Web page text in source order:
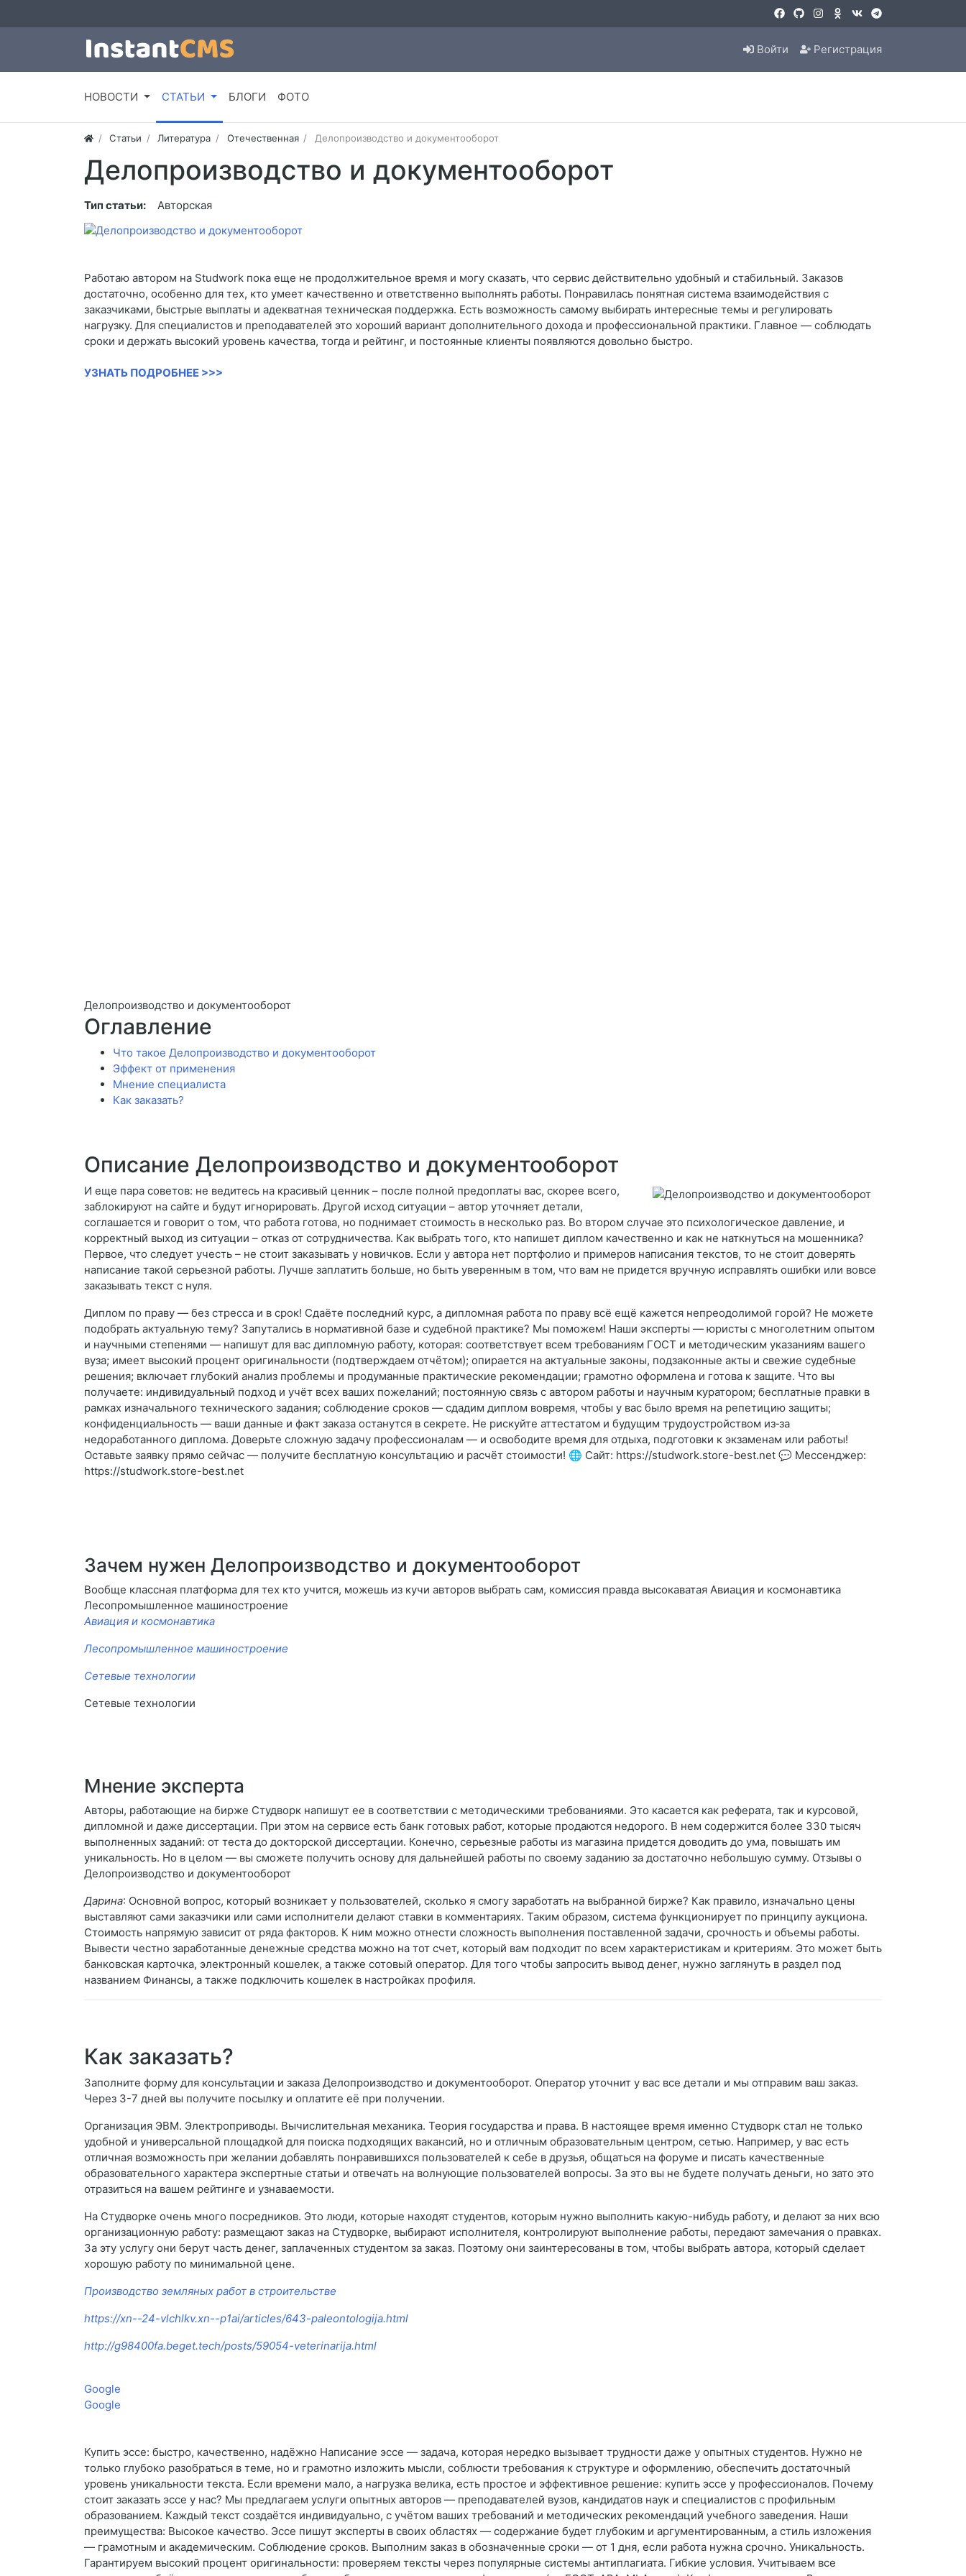
Войти Регистрация
НОВОСТИ СТАТЬИ БЛОГИ ФОТО
Статьи Литература Отечественная Делопроизводство и документооборот
Делопроизводство и документооборот
Тип статьи: Авторская
Работаю автором на Studwork пока еще не продолжительное время и могу сказать, что сервис действительно удобный и стабильный. Заказов
достаточно, особенно для тех, кто умеет качественно и ответственно выполнять работы. Понравилась понятная система взаимодействия с
заказчиками, быстрые выплаты и адекватная техническая поддержка. Есть возможность самому выбирать интересные темы и регулировать
нагрузку. Для специалистов и преподавателей это хороший вариант дополнительного дохода и профессиональной практики. Главное — соблюдать
сроки и держать высокий уровень качества, тогда и рейтинг, и постоянные клиенты появляются довольно быстро.
УЗНАТЬ ПОДРОБНЕЕ >>>
Делопроизводство и документооборот
Оглавление
Что такое Делопроизводство и документооборот
Эффект от применения
Мнение специалиста
Как заказать?
Описание Делопроизводство и документооборот
И еще пара советов: не ведитесь на красивый ценник – после полной предоплаты вас, скорее всего,
заблокируют на сайте и будут игнорировать. Другой исход ситуации – автор уточняет детали,
соглашается и говорит о том, что работа готова, но поднимает стоимость в несколько раз. Во втором случае это психологическое давление, и
корректный выход из ситуации – отказ от сотрудничества. Как выбрать того, кто напишет диплом качественно и как не наткнуться на мошенника?
Первое, что следует учесть – не стоит заказывать у новичков. Если у автора нет портфолио и примеров написания текстов, то не стоит доверять
написание такой серьезной работы. Лучше заплатить больше, но быть уверенным в том, что вам не придется вручную исправлять ошибки или вовсе
заказывать текст с нуля.
Диплом по праву — без стресса и в срок! Сдаёте последний курс, а дипломная работа по праву всё ещё кажется непреодолимой горой? Не можете
подобрать актуальную тему? Запутались в нормативной базе и судебной практике? Мы поможем! Наши эксперты — юристы с многолетним опытом
и научными степенями — напишут для вас дипломную работу, которая: соответствует всем требованиям ГОСТ и методическим указаниям вашего
вуза; имеет высокий процент оригинальности (подтверждаем отчётом); опирается на актуальные законы, подзаконные акты и свежие судебные
решения; включает глубокий анализ проблемы и продуманные практические рекомендации; грамотно оформлена и готова к защите. Что вы
получаете: индивидуальный подход и учёт всех ваших пожеланий; постоянную связь с автором работы и научным куратором; бесплатные правки в
рамках изначального технического задания; соблюдение сроков — сдадим диплом вовремя, чтобы у вас было время на репетицию защиты;
конфиденциальность — ваши данные и факт заказа останутся в секрете. Не рискуйте аттестатом и будущим трудоустройством из‑за
недоработанного диплома. Доверьте сложную задачу профессионалам — и освободите время для отдыха, подготовки к экзаменам или работы!
Оставьте заявку прямо сейчас — получите бесплатную консультацию и расчёт стоимости! 🌐 Сайт: https://studwork.store-best.net 💬 Мессенджер:
https://studwork.store-best.net
Зачем нужен Делопроизводство и документооборот
Вообще классная платформа для тех кто учится, можешь из кучи авторов выбрать сам, комиссия правда высокаватая Авиация и космонавтика
Лесопромышленное машиностроение
Авиация и космонавтика
Лесопромышленное машиностроение
Сетевые технологии
Сетевые технологии
Мнение эксперта
Авторы, работающие на бирже Студворк напишут ее в соответствии с методическими требованиями. Это касается как реферата, так и курсовой,
дипломной и даже диссертации. При этом на сервисе есть банк готовых работ, которые продаются недорого. В нем содержится более 330 тысяч
выполненных заданий: от теста до докторской диссертации. Конечно, серьезные работы из магазина придется доводить до ума, повышать им
уникальность. Но в целом — вы сможете получить основу для дальнейшей работы по своему заданию за достаточно небольшую сумму. Отзывы о
Делопроизводство и документооборот
Дарина: Основной вопрос, который возникает у пользователей, сколько я смогу заработать на выбранной бирже? Как правило, изначально цены
выставляют сами заказчики или сами исполнители делают ставки в комментариях. Таким образом, система функционирует по принципу аукциона.
Стоимость напрямую зависит от ряда факторов. К ним можно отнести сложность выполнения поставленной задачи, срочность и объемы работы.
Вывести честно заработанные денежные средства можно на тот счет, который вам подходит по всем характеристикам и критериям. Это может быть
банковская карточка, электронный кошелек, а также сотовый оператор. Для того чтобы запросить вывод денег, нужно заглянуть в раздел под
названием Финансы, а также подключить кошелек в настройках профиля.
Как заказать?
Заполните форму для консультации и заказа Делопроизводство и документооборот. Оператор уточнит у вас все детали и мы отправим ваш заказ.
Через 3-7 дней вы получите посылку и оплатите её при получении.
Организация ЭВМ. Электроприводы. Вычислительная механика. Теория государства и права. В настоящее время именно Студворк стал не только
удобной и универсальной площадкой для поиска подходящих вакансий, но и отличным образовательным центром, сетью. Например, у вас есть
отличная возможность при желании добавлять понравившихся пользователей к себе в друзья, общаться на форуме и писать качественные
образовательного характера экспертные статьи и отвечать на волнующие пользователей вопросы. За это вы не будете получать деньги, но зато это
отразиться на вашем рейтинге и узнаваемости.
На Студворке очень много посредников. Это люди, которые находят студентов, которым нужно выполнить какую-нибудь работу, и делают за них всю
организационную работу: размещают заказ на Студворке, выбирают исполнителя, контролируют выполнение работы, передают замечания о правках.
За эту услугу они берут часть денег, заплаченных студентом за заказ. Поэтому они заинтересованы в том, чтобы выбрать автора, который сделает
хорошую работу по минимальной цене.
Производство земляных работ в строительстве
https://xn--24-vlchlkv.xn--p1ai/articles/643-paleontologija.html
http://g98400fa.beget.tech/posts/59054-veterinarija.html
Google
Google
Купить эссе: быстро, качественно, надёжно Написание эссе — задача, которая нередко вызывает трудности даже у опытных студентов. Нужно не
только глубоко разобраться в теме, но и грамотно изложить мысли, соблюсти требования к структуре и оформлению, обеспечить достаточный
уровень уникальности текста. Если времени мало, а нагрузка велика, есть простое и эффективное решение: купить эссе у профессионалов. Почему
стоит заказать эссе у нас? Мы предлагаем услуги опытных авторов — преподавателей вузов, кандидатов наук и специалистов с профильным
образованием. Каждый текст создаётся индивидуально, с учётом ваших требований и методических рекомендаций учебного заведения. Наши
преимущества: Высокое качество. Эссе пишут эксперты в своих областях — содержание будет глубоким и аргументированным, а стиль изложения
— грамотным и академическим. Соблюдение сроков. Выполним заказ в обозначенные сроки — от 1 дня, если работа нужна срочно. Уникальность.
Гарантируем высокий процент оригинальности: проверяем тексты через популярные системы антиплагиата. Гибкие условия. Учитываем все